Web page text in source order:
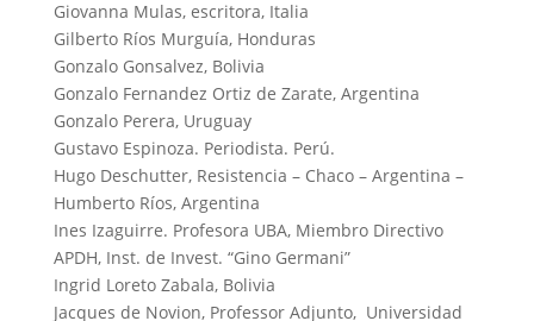
Giovanna Mulas, escritora, Italia
Gilberto Ríos Murguía, Honduras
Gonzalo Gonsalvez, Bolivia
Gonzalo Fernandez Ortiz de Zarate, Argentina
Gonzalo Perera, Uruguay
Gustavo Espinoza. Periodista. Perú.
Hugo Deschutter, Resistencia – Chaco – Argentina –
Humberto Ríos, Argentina
Ines Izaguirre. Profesora UBA, Miembro Directivo
APDH, Inst. de Invest. “Gino Germani”
Ingrid Loreto Zabala, Bolivia
Jacques de Novion, Professor Adjunto, Universidad